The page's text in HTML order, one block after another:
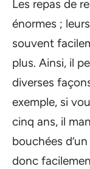
Les repas de
énormes ;
souvent
plus. Ainsi, il
diverses
exemple, si
cinq ans, il
bouchées
donc